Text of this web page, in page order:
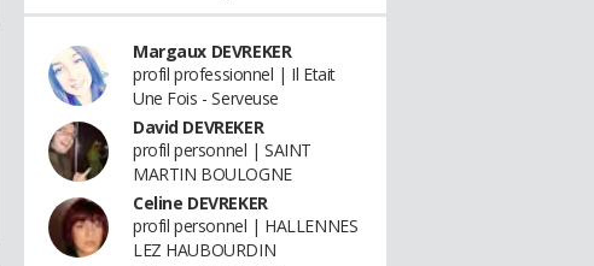
Margaux DEVREKER
profil professionnel | Il Etait
Une Fois - Serveuse
David DEVREKER
profil personnel | SAINT
MARTIN BOULOGNE
Celine DEVREKER
profil personnel | HALLENNES
LEZ HAUBOURDIN